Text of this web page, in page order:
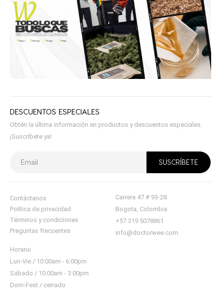
DESCUENTOS ESPECIALES
Obtén la última información en productos y descuentos especiales.
¡Suscríbete ya!
Contáctanos
Política de privacidad
Términos y condiciones
Preguntas frecuentes
Carrera 47 # 93-28
Bogota, Colombia
+57 319 5078861
info@doctorwee.com
Horario
Lun-Vie / 10:00am - 6:00pm
Sábado / 10:00am - 3:00pm
Dom-Fest / cerrado